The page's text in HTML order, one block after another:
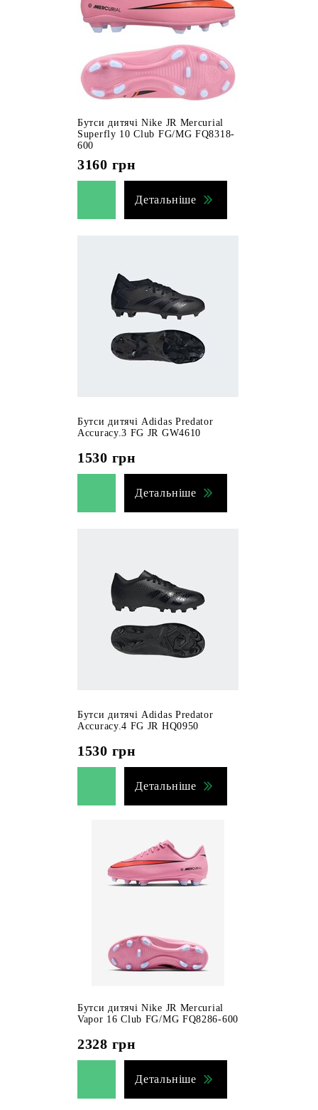
Бутси дитячі Nike JR Mercurial
Superfly 10 Club FG/MG FQ8318-
600
3160 грн
Детальніше
Бутси дитячі Adidas Predator
Accuracy.3 FG JR GW4610
1530 грн
Детальніше
Бутси дитячі Adidas Predator
Accuracy.4 FG JR HQ0950
1530 грн
Детальніше
Бутси дитячі Nike JR Mercurial
Vapor 16 Club FG/MG FQ8286-600
2328 грн
Детальніше